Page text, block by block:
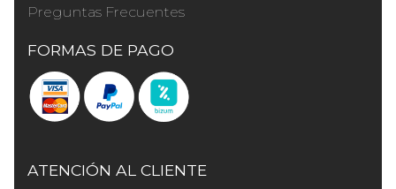
Preguntas Frecuentes
FORMAS DE PAGO
ATENCIÓN AL CLIENTE